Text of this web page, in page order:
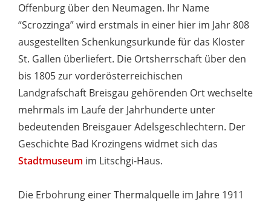
Offenburg über den Neumagen. Ihr Name
“Scrozzinga” wird erstmals in einer hier im Jahr 808
ausgestellten Schenkungsurkunde für das Kloster
St. Gallen überliefert. Die Ortsherrschaft über den
bis 1805 zur vorderösterreichischen
Landgrafschaft Breisgau gehörenden Ort wechselte
mehrmals im Laufe der Jahrhunderte unter
bedeutenden Breisgauer Adelsgeschlechtern. Der
Geschichte Bad Krozingens widmet sich das
Stadtmuseum im Litschgi-Haus.
Die Erbohrung einer Thermalquelle im Jahre 1911